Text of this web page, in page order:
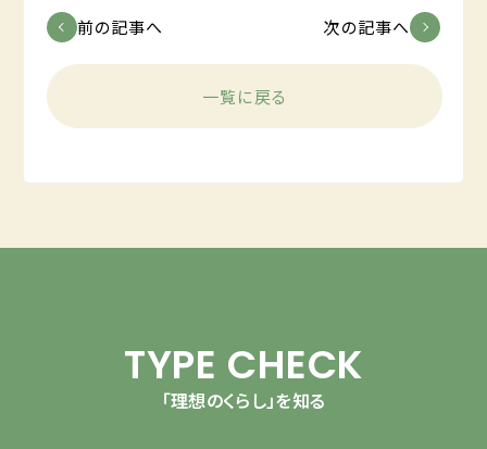
前の記事へ 次の記事へ
一覧に戻る
TYPE CHECK
「理想のくらし」を知る